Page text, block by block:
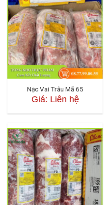
Nạc Vai Trâu Mã 65
Giá: Liên hệ